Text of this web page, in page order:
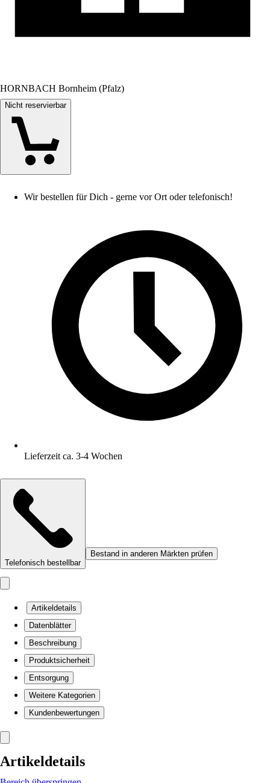
HORNBACH Bornheim (Pfalz)
Nicht reservierbar
Wir bestellen für Dich - gerne vor Ort oder telefonisch!
Lieferzeit ca. 3-4 Wochen
Telefonisch bestellbar
Bestand in anderen Märkten prüfen
Artikeldetails
Datenblätter
Beschreibung
Produktsicherheit
Entsorgung
Weitere Kategorien
Kundenbewertungen
Artikeldetails